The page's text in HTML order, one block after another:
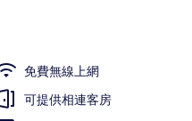
免費無線上網
可提供相連客房